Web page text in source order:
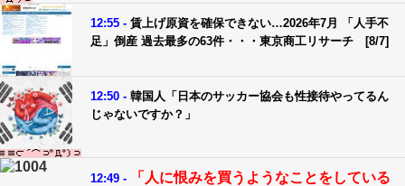
12:55 - 賃上げ原資を確保できない…2026年7月 「人手不
足」倒産 過去最多の63件・・・東京商工リサーチ [8/7]
12:50 - 韓国人「日本のサッカー協会も性接待やってるん
じゃないですか？」
12:49 -
「人に恨みを買うようなことをしている